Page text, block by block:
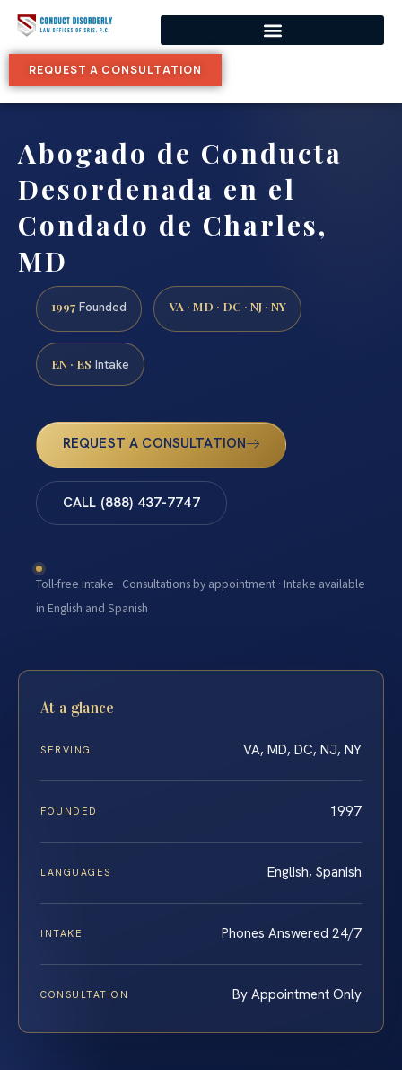
REQUEST A CONSULTATION
Abogado de Conducta
Desordenada en el
Condado de Charles,
MD
1997 Founded VA · MD · DC · NJ · NY
EN · ES Intake
REQUEST A CONSULTATION
CALL (888) 437-7747
Toll-free intake · Consultations by appointment · Intake available
in English and Spanish
At a glance
SERVING VA, MD, DC, NJ, NY
FOUNDED 1997
LANGUAGES English, Spanish
INTAKE Phones Answered 24/7
CONSULTATION By Appointment Only